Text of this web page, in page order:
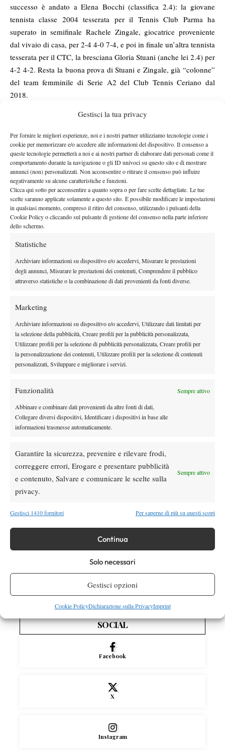
Gestisci la tua privacy
Per fornire le migliori esperienze, noi e i nostri partner utilizziamo tecnologie come i
cookie per memorizzare e/o accedere alle informazioni del dispositivo. Il consenso a
queste tecnologie permetterà a noi e ai nostri partner di elaborare dati personali come il
comportamento durante la navigazione o gli ID univoci su questo sito e di mostrare
annunci (non) personalizzati. Non acconsentire o ritirare il consenso può influire
negativamente su alcune caratteristiche e funzioni.
Clicca qui sotto per acconsentire a quanto sopra o per fare scelte dettagliate. Le tue
scelte saranno applicate solamente a questo sito. È possibile modificare le impostazioni
in qualsiasi momento, compreso il ritiro del consenso, utilizzando i pulsanti della
Cookie Policy o cliccando sul pulsante di gestione del consenso nella parte inferiore
dello schermo.
Statistiche
Archiviare informazioni su dispositivo e/o accedervi, Misurare le prestazioni
degli annunci, Misurare le prestazioni dei contenuti, Comprendere il pubblico
attraverso statistiche o la combinazione di dati provenienti da fonti diverse.
Marketing
Archiviare informazioni su dispositivo e/o accedervi, Utilizzare dati limitati per
la selezione della pubblicità, Creare profili per la pubblicità personalizzata,
Utilizzare profili per la selezione di pubblicità personalizzata, Creare profili per
la personalizzazione dei contenuti, Utilizzare profili per la selezione di contenuti
personalizzati, Sviluppare e migliorare i servizi.
Funzionalità Sempre attivo
Abbinare e combinare dati provenienti da altre fonti di dati,
Collegare diversi dispositivi, Identificare i dispositivi in base alle
informazioni trasmesse automaticamente.
Garantire la sicurezza, prevenire e rilevare frodi,
correggere errori, Erogare e presentare pubblicità
e contenuto, Salvare e comunicare le scelte sulla
privacy.
Sempre attivo
Gestisci 1410 fornitori Per saperne di più su questi scopi
Continua
Solo necessari
Gestisci opzioni
Cookie PolicyDichiarazione sulla PrivacyImprint
successo è andato a Elena Bocchi (classifica 2.4): la giovane
tennista classe 2004 tesserata per il Tennis Club Parma ha
superato in semifinale Rachele Zingale, giocatrice proveniente
dal vivaio di casa, per 2-4 4-0 7-4, e poi in finale un’altra tennista
tesserata per il CTC, la bresciana Gloria Stuani (anche lei 2.4) per
4-2 4-2. Resta la buona prova di Stuani e Zingale, già “colonne”
del team femminile di Serie A2 del Club Tennis Ceriano dal
2018.
(2.5), che in finale ha avuto la meglio sul milanese Alessandro
Versteegh (2.5) per 4-2 4-0. Dopo essersi aggiudicato l’Open
Campaccio nel 2019, il 42enne giocatore del Tc Lecco, che in
carriera ha pure conquistato un punto ATP, torna ad alzare un
trofeo sui campi di Ceriano Laghetto confermandosi sempre
molto competitivo. Niente pause intanto per il Club Tennis
Ceriano, che in attesa dei campionati a squadre – al via l’11
aprile prossimo con la Serie C – punta a organizzare ancora un
altro paio di tornei con formula rodeo.
TAGGED: Club Tennis Ceriano Open Rodeo
Nessun commento
Devi essereconnessoper inviare un commento.
News Wta
WTA 250 Memphis 2026: prosegue la favola
Liutova, la 2010 è in finale
News
Korda operato alla schiena: “Ora è il
momento di recuperare”
rientro si avvicina (VIDEO)
Arthur Géa, primo francese classe 2005 in
una finale ATP
SOCIAL
Facebook
X
Instagram